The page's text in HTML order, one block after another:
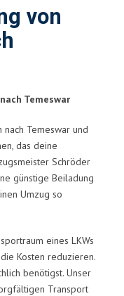
von
Temeswar
Temeswar und
das deine
Schröder
günstige Beiladung
Umzug so
eines LKWs
Kosten reduzieren.
benötigst. Unser
Transport